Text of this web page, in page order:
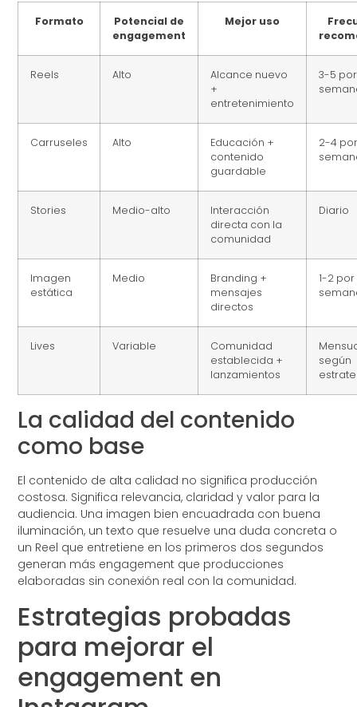
Formato
Potencial de
engagement
Mejor uso
Reels Alto
Alcance nuevo
+
entretenimiento
3-5 por
Carruseles Alto
Educación +
contenido
guardable
2-4
Stories Medio-alto
Interacción
directa con la
comunidad
Diario
Imagen
estática
Medio
Branding +
mensajes
directos
1-2 por
Lives Variable
Comunidad
establecida +
lanzamientos
según
La calidad del contenido
como base
El contenido de alta calidad no significa producción
costosa. Significa relevancia, claridad y valor para la
audiencia. Una imagen bien encuadrada con buena
iluminación, un texto que resuelve una duda concreta o
un Reel que entretiene en los primeros dos segundos
generan más engagement que producciones
elaboradas sin conexión real con la comunidad.
Estrategias probadas
para mejorar el
engagement en